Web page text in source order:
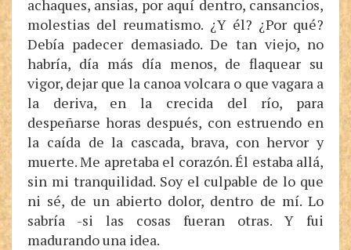
achaques, ansias, por aquí dentro, cansancios,
molestias del reumatismo. ¿Y él? ¿Por qué?
Debía padecer demasiado. De tan viejo, no
habría, día más día menos, de flaquear su
vigor, dejar que la canoa volcara o que vagara a
la deriva, en la crecida del río, para
despeñarse horas después, con estruendo en
la caída de la cascada, brava, con hervor y
muerte. Me apretaba el corazón. Él estaba allá,
sin mi tranquilidad. Soy el culpable de lo que
ni sé, de un abierto dolor, dentro de mí. Lo
sabría -si las cosas fueran otras. Y fui
madurando una idea.